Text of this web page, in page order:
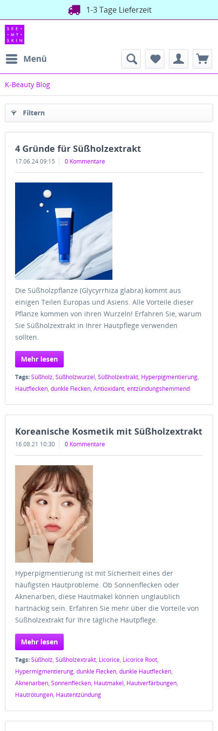
1-3 Tage Lieferzeit
Menü
K-Beauty Blog
Filtern
4 Gründe für Süßholzextrakt
17.06.24 09:15 0 Kommentare
Die Süßholzpflanze (Glycyrrhiza glabra) kommt aus
einigen Teilen Europas und Asiens. Alle Vorteile dieser
Pflanze kommen von ihren Wurzeln! Erfahren Sie, warum
Sie Süßholzextrakt in Ihrer Hautpflege verwenden
sollten.
Mehr lesen
Tags:Süßholz, Süßholzwurzel, Süßholzextrakt, Hyperpigmentierung,
Hautflecken, dunkle Flecken, Antioxidant, entzündungshemmend
Koreanische Kosmetik mit Süßholzextrakt
16.08.21 10:30 0 Kommentare
Hyperpigmentierung ist mit Sicherheit eines der
häufigsten Hautprobleme. Ob Sonnenflecken oder
Aknenarben, diese Hautmakel können unglaublich
hartnäckig sein. Erfahren Sie mehr über die Vorteile von
Süßholzextrakt für Ihre tägliche Hautpflege.
Mehr lesen
Tags:Süßholz, Süßholzextrakt, Licorice, Licorice Root,
Hypermigmentierung, dunkle Flecken, dunkle Hautflecken,
Aknenarben, Sonnenflecken, Hautmakel, Hautverfärbungen,
Hautrötungen, Hautentzündung